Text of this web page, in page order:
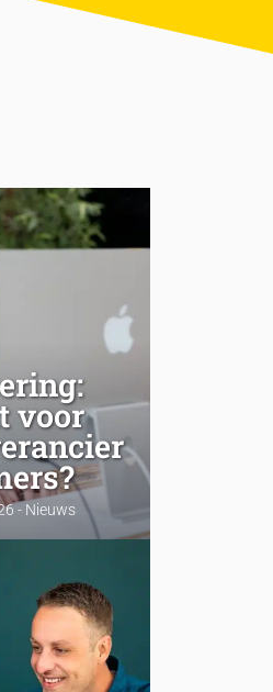
voor
- Nieuws
Waarom
richt zich